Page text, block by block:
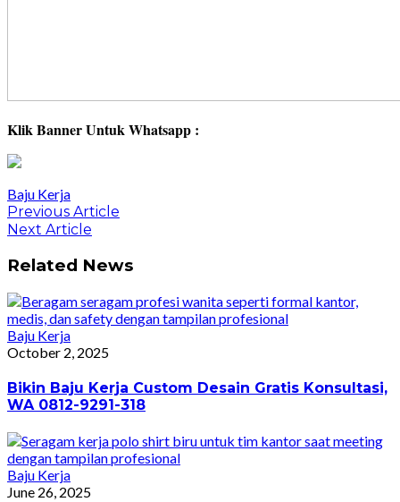
Klik Banner Untuk Whatsapp :
Baju Kerja
Post
navigation
Previous Article
Next Article
Related News
Baju Kerja
October 2, 2025
Bikin Baju Kerja Custom Desain Gratis Konsultasi,
WA 0812-9291-318
Baju Kerja
June 26, 2025